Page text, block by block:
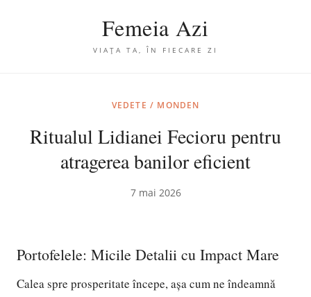
Femeia Azi
VIAȚA TA, ÎN FIECARE ZI
VEDETE / MONDEN
Ritualul Lidianei Fecioru pentru
atragerea banilor eficient
7 mai 2026
Portofelele: Micile Detalii cu Impact Mare
Calea spre prosperitate începe, așa cum ne îndeamnă